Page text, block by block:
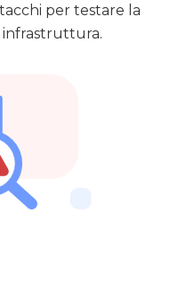
per testare la
infrastruttura.